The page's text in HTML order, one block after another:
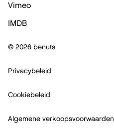
Vimeo
IMDB
© 2026 benuts
Privacybeleid
Cookiebeleid
Algemene verkoopsvoorwaarden